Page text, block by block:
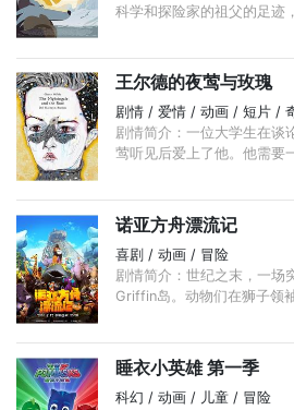
科学和探险家的祖父的足迹
王尔德的夜莺与玫瑰
剧情 / 爱情 / 动画 / 短片 /
剧情简介：一位大学生在谈
莺听见后爱上了他。他需要
诺亚方舟漂流记
喜剧 / 动画 / 冒险
剧情简介：世纪之末，一场
Griffin岛。动物们在狮子领
睡衣小英雄 第一季
科幻 / 动画 / 儿童 / 冒险